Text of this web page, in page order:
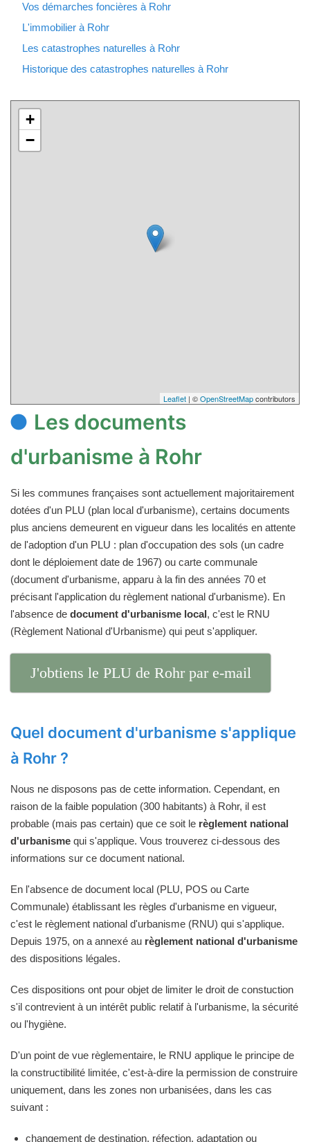
Vos démarches foncières à Rohr
L'immobilier à Rohr
Les catastrophes naturelles à Rohr
Historique des catastrophes naturelles à Rohr
+
−
Leaflet | ©OpenStreetMapcontributors
Les documents
d'urbanisme à Rohr
Si les communes françaises sont actuellement majoritairement
dotées d'un PLU (plan local d'urbanisme), certains documents
plus anciens demeurent en vigueur dans les localités en attente
de l'adoption d'un PLU : plan d'occupation des sols (un cadre
dont le déploiement date de 1967) ou carte communale
(document d'urbanisme, apparu à la fin des années 70 et
précisant l'application du règlement national d'urbanisme). En
l'absence de document d'urbanisme local, c'est le RNU
(Règlement National d'Urbanisme) qui peut s'appliquer.
J'obtiens le PLU de Rohr par e-mail
Quel document d'urbanisme s'applique
à Rohr ?
Nous ne disposons pas de cette information. Cependant, en
raison de la faible population (300 habitants) à Rohr, il est
probable (mais pas certain) que ce soit le règlement national
d'urbanisme qui s'applique. Vous trouverez ci-dessous des
informations sur ce document national.
En l'absence de document local (PLU, POS ou Carte
Communale) établissant les règles d'urbanisme en vigueur,
c'est le règlement national d'urbanisme (RNU) qui s'applique.
Depuis 1975, on a annexé au règlement national d'urbanisme
des dispositions légales.
Ces dispositions ont pour objet de limiter le droit de constuction
s'il contrevient à un intérêt public relatif à l'urbanisme, la sécurité
ou l'hygiène.
D'un point de vue règlementaire, le RNU applique le principe de
la constructibilité limitée, c'est-à-dire la permission de construire
uniquement, dans les zones non urbanisées, dans les cas
suivant :
changement de destination, réfection, adaptation ou